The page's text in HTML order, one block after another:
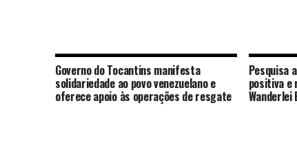
Governo do Tocantins manifesta
solidariedade ao povo venezuelano e
oferece apoio às operações de resgate
Pesquisa
positiva e
Wanderlei